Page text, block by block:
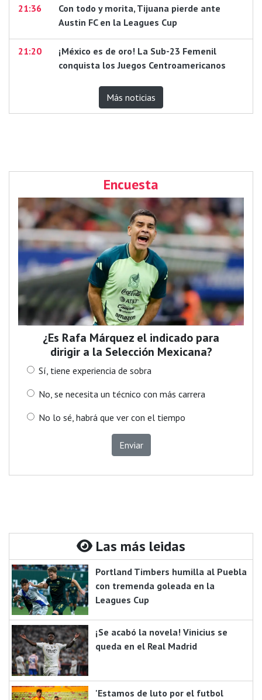
21:36
Con todo y morita, Tijuana pierde ante
Austin FC en la Leagues Cup
21:20
¡México es de oro! La Sub-23 Femenil
conquista los Juegos Centroamericanos
Más noticias
Encuesta
¿Es Rafa Márquez el indicado para
dirigir a la Selección Mexicana?
Sí, tiene experiencia de sobra
No, se necesita un técnico con más carrera
No lo sé, habrá que ver con el tiempo
Enviar
Las más leidas
Portland Timbers humilla al Puebla
con tremenda goleada en la
Leagues Cup
¡Se acabó la novela! Vinicius se
queda en el Real Madrid
'Estamos de luto por el futbol